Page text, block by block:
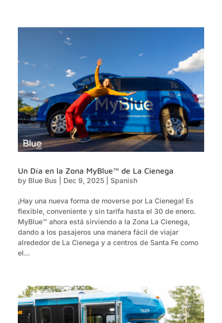
Un Día en la Zona MyBlue™ de La Cienega
by Blue Bus Dec 9, 2025| Spanish
¡Hay una nueva forma de moverse por La Cienega! Es
flexible, conveniente y sin tarifa hasta el 30 de enero.
MyBlue™ ahora está sirviendo a la Zona La Cienega,
dando a los pasajeros una manera fácil de viajar
alrededor de La Cienega y a centros de Santa Fe como
el...